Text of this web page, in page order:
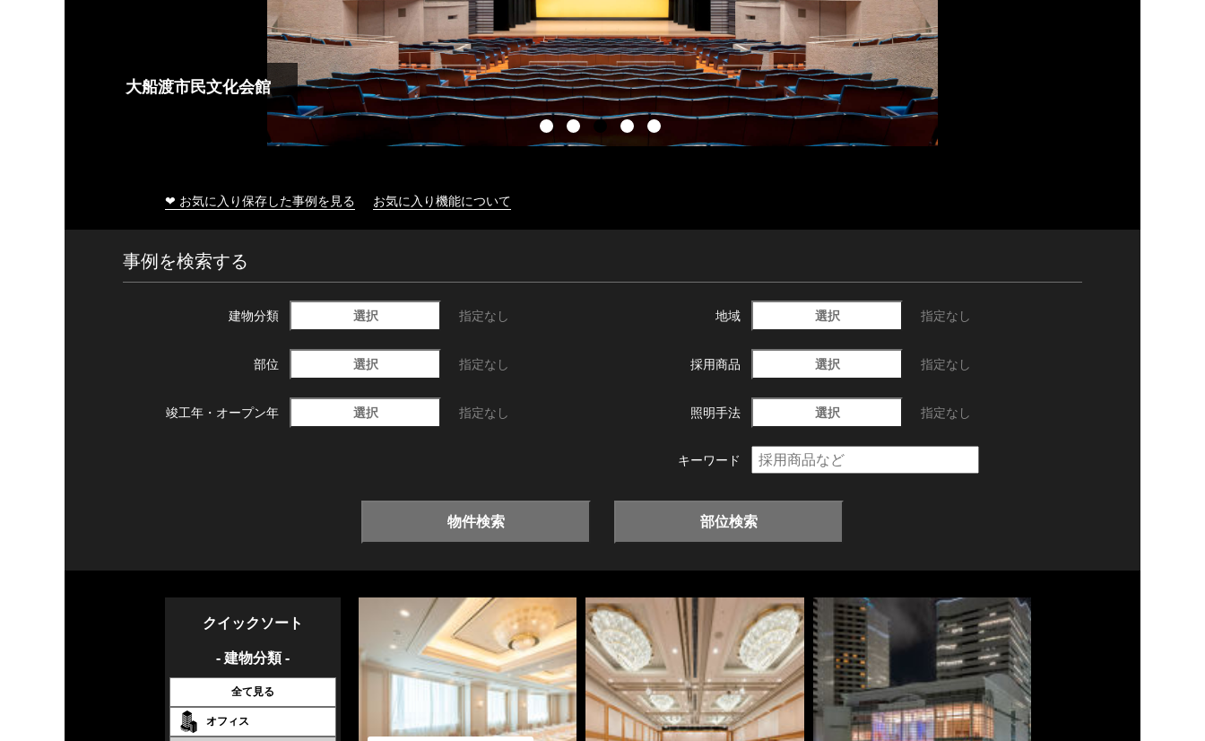
大船渡市民文化会館
❤ お気に入り保存した事例を見る お気に入り機能について
事例を検索する
建物分類 選択 指定なし 地域 選択 指定なし
部位 選択 指定なし 採用商品 選択 指定なし
竣工年・ オープン年 選択 指定なし 照明手法 選択 指定なし
キーワード
物件検索 部位検索
クイックソート
- 建物分類 -
全て見る
オフィス